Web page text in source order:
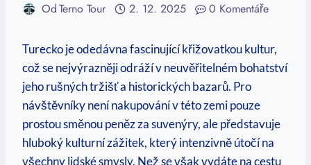
OdTerno Tour 2. 12. 2025 0 Komentáře
Turecko je odedávna fascinující křižovatkou kultur,
což se nejvýrazněji odráží v neuvěřitelném bohatství
jeho rušných tržišť a historických bazarů. Pro
návštěvníky není nakupování v této zemi pouze
prostou směnou peněz za suvenýry, ale představuje
hluboký kulturní zážitek, který intenzivně útočí na
všechny lidské smysly. Než se však vydáte na cestu